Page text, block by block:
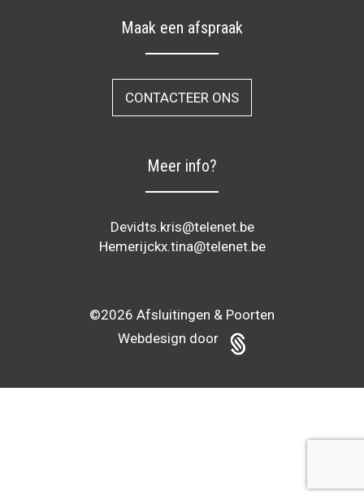
Maak een afspraak
CONTACTEER ONS
Meer info?
Devidts.kris@telenet.be
Hemerijckx.tina@telenet.be
©2026 Afsluitingen & Poorten
Webdesign door